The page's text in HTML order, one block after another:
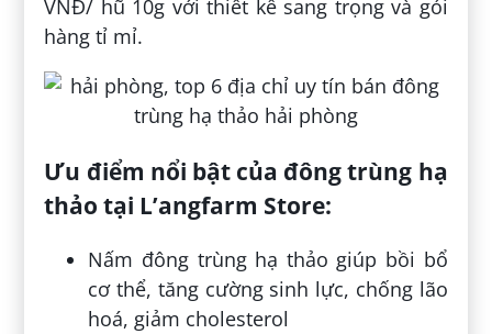
VNĐ/ hũ 10g với thiết kế sang trọng và gói
hàng tỉ mỉ.
Ưu điểm nổi bật của đông trùng hạ
thảo tại L’angfarm Store:
Nấm đông trùng hạ thảo giúp bồi bổ
cơ thể, tăng cường sinh lực, chống lão
hoá, giảm cholesterol